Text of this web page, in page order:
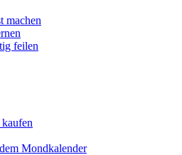
machen
feilen
Mondkalender